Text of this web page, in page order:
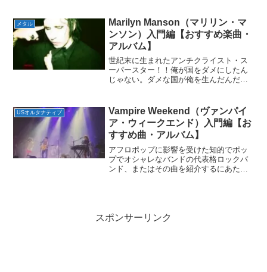
毛が薄いデブ、ブラック・フランシス。
ギターはリーダ...
メタル
Marilyn Manson（マリリン・マ
ンソン）入門編【おすすめ楽曲・
アルバム】
世紀末に生まれたアンチクライスト・ス
ーパースター！！俺が国をダメにしたん
じゃない。ダメな国が俺を生んだんだ。
りから「アンチクライスト・スーパース
ター」と呼ばれ、過激...
USオルタナティブ
Vampire Weekend（ヴァンパイ
ア・ウィークエンド）入門編【お
すすめ曲・アルバム】
アフロポップに影響を受けた知的でポッ
プでオシャレなバンドの代表格ロックバ
ンド、またはその曲を紹介するにあたっ
スポンサーリンク